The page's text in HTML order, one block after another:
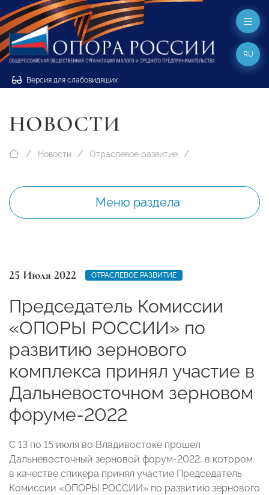
Версия для слабовидящих
RU
НОВОСТИ
Новости Отраслевое развитие
Меню раздела
25 Июля 2022 ОТРАСЛЕВОЕ РАЗВИТИЕ
Председатель Комиссии
«ОПОРЫ РОССИИ» по
развитию зернового
комплекса принял участие в
Дальневосточном зерновом
форуме-2022
С 13 по 15 июля во Владивостоке прошел
Дальневосточный зерновой форум-2022, в котором
в качестве спикера принял участие Председатель
Комиссии «ОПОРЫ РОССИИ» по развитию зернового